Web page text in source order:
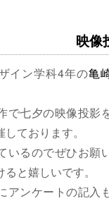
映像
イン学科4年の亀
で七夕の映像投影
ております。
いるのでぜひお願
と嬉しいです。
アンケートの記入